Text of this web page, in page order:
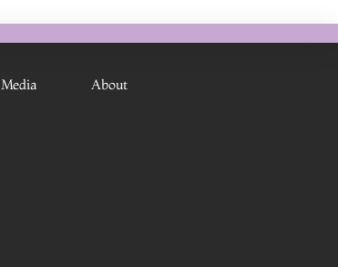
Media About